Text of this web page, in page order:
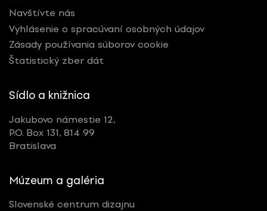
Navštívte nás
Vyhlásenie o spracúvaní osobných údajov
Zásady používania súborov cookie
Štatistický zber dát
Sídlo a knižnica
Jakubovo námestie 12,
P.O. Box 131, 814 99
Bratislava
Múzeum a galéria
Slovenské centrum dizajnu